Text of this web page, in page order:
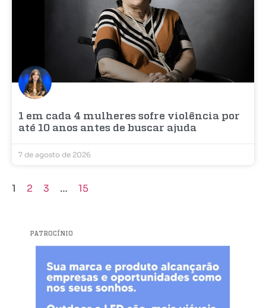
1 em cada 4 mulheres sofre violência por
até 10 anos antes de buscar ajuda
7 de agosto de 2026
1 2 3 … 15
PATROCÍNIO